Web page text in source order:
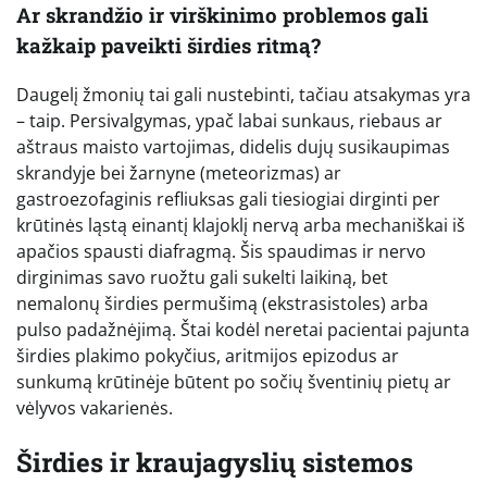
Ar skrandžio ir virškinimo problemos gali
kažkaip paveikti širdies ritmą?
Daugelį žmonių tai gali nustebinti, tačiau atsakymas yra
– taip. Persivalgymas, ypač labai sunkaus, riebaus ar
aštraus maisto vartojimas, didelis dujų susikaupimas
skrandyje bei žarnyne (meteorizmas) ar
gastroezofaginis refliuksas gali tiesiogiai dirginti per
krūtinės ląstą einantį klajoklį nervą arba mechaniškai iš
apačios spausti diafragmą. Šis spaudimas ir nervo
dirginimas savo ruožtu gali sukelti laikiną, bet
nemalonų širdies permušimą (ekstrasistoles) arba
pulso padažnėjimą. Štai kodėl neretai pacientai pajunta
širdies plakimo pokyčius, aritmijos epizodus ar
sunkumą krūtinėje būtent po sočių šventinių pietų ar
vėlyvos vakarienės.
Širdies ir kraujagyslių sistemos